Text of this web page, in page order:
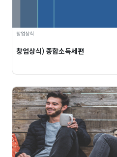
창업상식
창업상식) 종합소득세편